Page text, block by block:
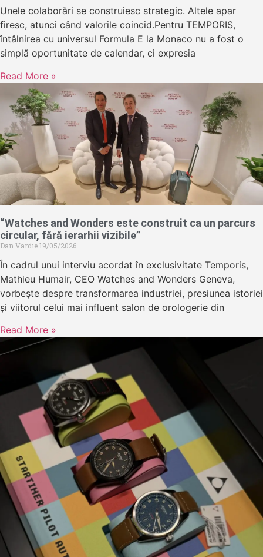
Unele colaborări se construiesc strategic. Altele apar
firesc, atunci când valorile coincid.Pentru TEMPORIS,
întâlnirea cu universul Formula E la Monaco nu a fost o
simplă oportunitate de calendar, ci expresia
Read More »
“Watches and Wonders este construit ca un parcurs
circular, fără ierarhii vizibile”
Dan Vardie19/05/2026
În cadrul unui interviu acordat în exclusivitate Temporis,
Mathieu Humair, CEO Watches and Wonders Geneva,
vorbește despre transformarea industriei, presiunea istoriei
și viitorul celui mai influent salon de orologerie din
Read More »